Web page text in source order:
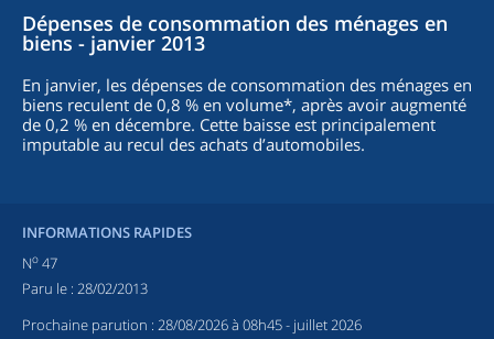
Dépenses de consommation des ménages en
biens - janvier 2013
En janvier, les dépenses de consommation des ménages en
biens reculent de 0,8 % en volume*, après avoir augmenté
de 0,2 % en décembre. Cette baisse est principalement
imputable au recul des achats d’automobiles.
INFORMATIONS RAPIDES
No 47
Paru le : 28/02/2013
Prochaine parution : 28/08/2026 à 08h45- juillet 2026